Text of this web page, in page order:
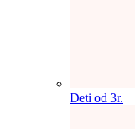
Deti od 3r.